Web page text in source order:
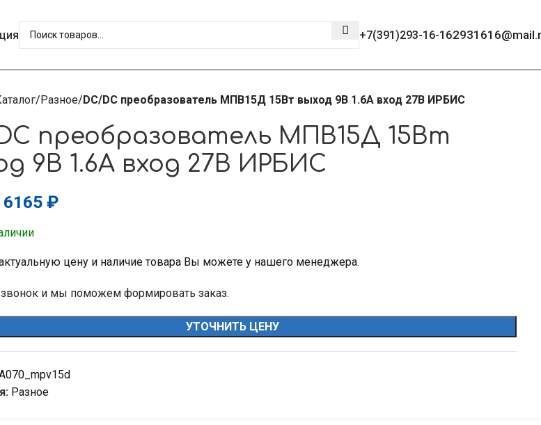
+7(391)293-16-16
Разное DC/DC преобразователь МПВ15Д 15Вт выход 9В 1.6А вход 27В ИРБИС
преобразователь МПВ15Д 15Вт
9В 1.6А вход 27В ИРБИС
6165 ₽
цену и наличие товара Вы можете у нашего менеджера.
и мы поможем формировать заказ.
УТОЧНИТЬ ЦЕНУ
Разное